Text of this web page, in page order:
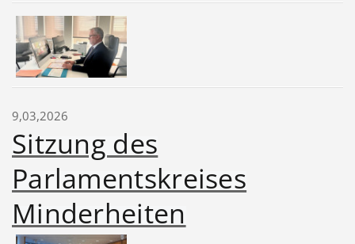
9,03,2026
Sitzung des
Parlamentskreises
Minderheiten